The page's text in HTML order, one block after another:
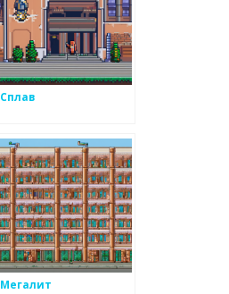
Сплав
Мегалит